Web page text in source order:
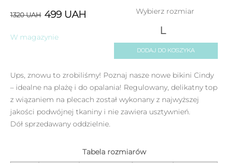
1320UAH 499 UAH
W magazynie
Wybierz rozmiar
L
DODAJ DO KOSZYKA
Ups, znowu to zrobiliśmy! Poznaj nasze nowe bikini Cindy
– idealne na plażę i do opalania! Regulowany, delikatny top
z wiązaniem na plecach został wykonany z najwyższej
jakości podwójnej tkaniny i nie zawiera usztywnień.
Dół sprzedawany oddzielnie.
Tabela rozmiarów